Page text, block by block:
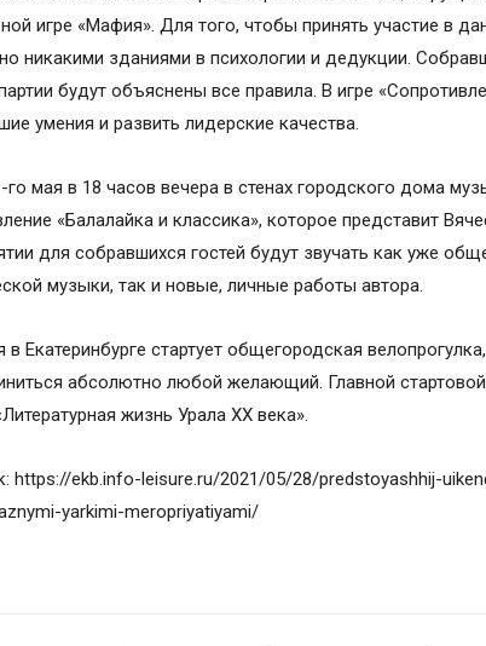
игре «Мафия». Для того, чтобы принять участие в
никакими зданиями в психологии и дедукции.
будут объяснены все правила. В игре
умения и развить лидерские качества.
го мая в 18 часов вечера в стенах городского дома
«Балалайка и классика», которое представит
для собравшихся гостей будут звучать как уже
музыки, так и новые, личные работы автора.
в Екатеринбурге стартует общегородская
абсолютно любой желающий. Главной стартовой
жизнь Урала XX века».
https://ekb.info-leisure.ru/2021/05/28/predstoyashhij-
yarkimi-meropriyatiyami/